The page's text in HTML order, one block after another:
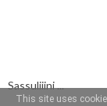
Sassuliiini ...
This site uses